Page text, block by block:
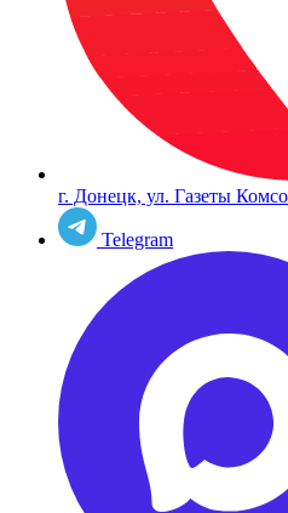
г. Донецк, ул. Газеты
Telegram